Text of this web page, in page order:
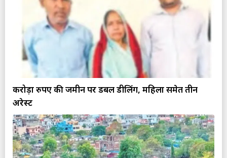
करोड़ों रुपए की जमीन पर डबल डीलिंग, महिला समेत तीन
अरेस्ट